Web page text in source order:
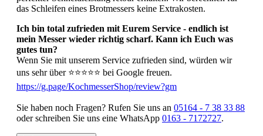
das Schleifen eines Brotmessers keine Extrakosten.
Ich bin total zufrieden mit Eurem Service - endlich ist
mein Messer wieder richtig scharf. Kann ich Euch was
gutes tun?
Wenn Sie mit unserem Service zufrieden sind, würden wir
uns sehr über ⭐⭐⭐⭐⭐ bei Google freuen.
https://g.page/KochmesserShop/review?gm
Sie haben noch Fragen? Rufen Sie uns an 05164 - 7 38 33 88
oder schreiben Sie uns eine WhatsApp 0163 - 7172727.